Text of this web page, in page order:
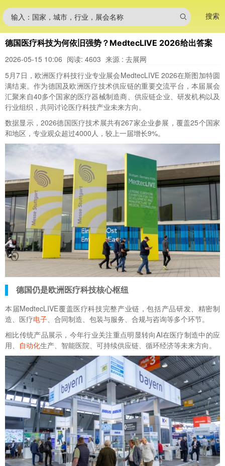
输入：国家，城市，行业，展会名称 搜索
德国医疗科技为何依旧强势？MedtecLIVE 2026给出答案
2026-05-15 10:06 阅读: 4603 来源 : 去展网
5月7日，欧洲医疗科技行业专业展会MedtecLIVE 2026在斯图加特圆
满结束。作为德国及欧洲医疗技术供应链的重要交流平台，本届展会
汇聚来自40多个国家的医疗器械制造商、供应链企业、研发机构以及
行业组织，共同讨论医疗科技产业未来方向。
数据显示，2026德国医疗技术展共有267家企业参展，覆盖25个国家
和地区，专业观众超过4000人，较上一届增长9%。
德国仍是欧洲医疗科技核心枢纽
本届MedtecLIVE覆盖医疗科技完整产业链，包括产品研发、精密制
造、医疗电子、合同制造、包装与服务、合规与咨询等多个环节。
相比传统产品展示，今年行业关注重点明显转向AI在医疗制造中的应
用、 自动化生产、智能医院、可持续供应链、循环经济等未来方向。